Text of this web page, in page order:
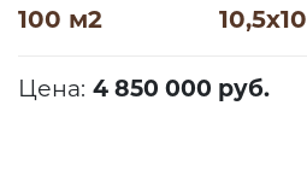
100 м2 10,5х10
Цена: 4 850 000 руб.